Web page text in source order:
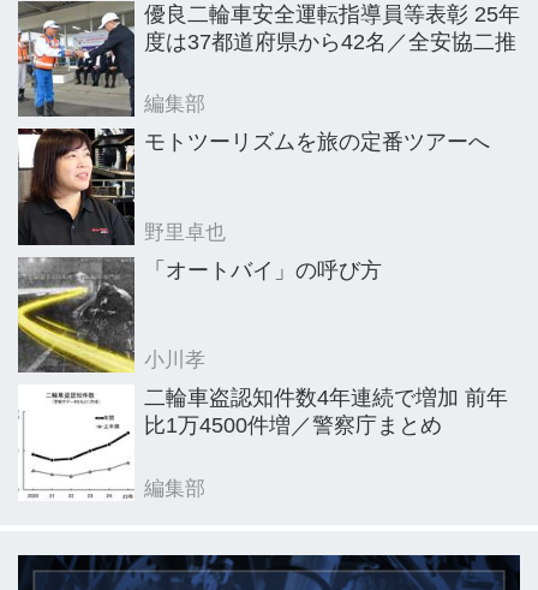
優良二輪車安全運転指導員等表彰 25年
度は37都道府県から42名／全安協二推
編集部
モトツーリズムを旅の定番ツアーへ
野里卓也
「オートバイ」の呼び方
小川孝
二輪車盗認知件数4年連続で増加 前年
比1万4500件増／警察庁まとめ
編集部